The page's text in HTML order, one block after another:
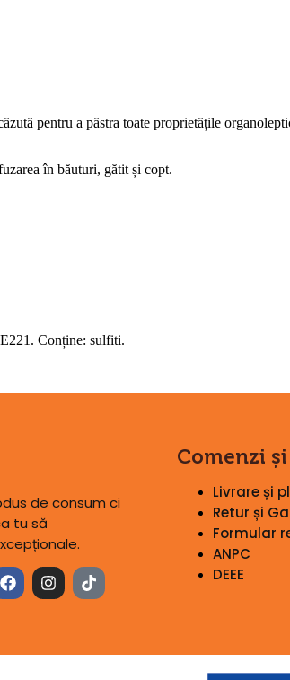
pentru a păstra toate proprietățile
în băuturi, gătit și copt.
Conține: sulfiti.
de consum ci
tu să
Comenzi
Livrare și
Retur și
Formular
ANPC
DEEE